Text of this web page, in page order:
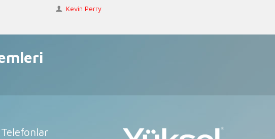
Kevin Perry
Telefonlar